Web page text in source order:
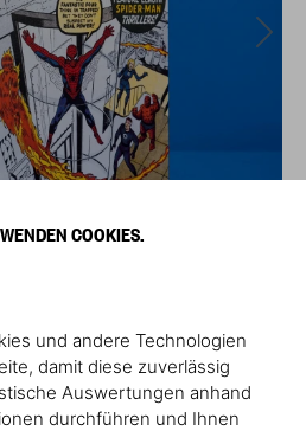
COOKIES.
und andere Technologien
damit diese zuverlässig
Auswertungen anhand
durchführen und Ihnen